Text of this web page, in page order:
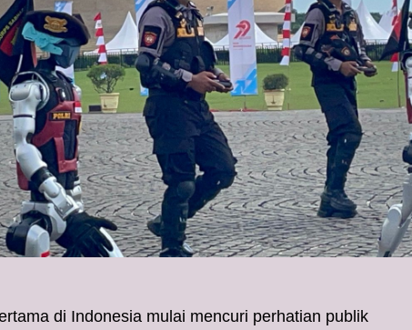
di Indonesia mulai mencuri perhatian publik